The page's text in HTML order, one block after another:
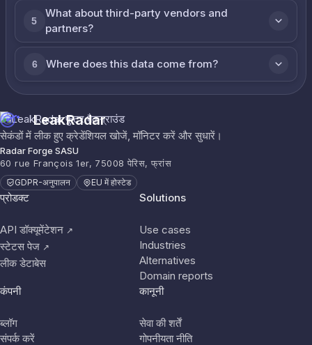
5
What about third-party vendors and
partners?
6 Where does this data come from?
LeakRadar
सेकंडों में लीक हुए क्रेडेंशियल खोजें, मॉनिटर करें और सुधारें।
Radar Forge SASU
60 rue François 1er, 75008 पेरिस, फ्रांस
GDPR-अनुपालन EU में होस्टेड
प्रोडक्ट
API डॉक्यूमेंटेशन ↗
स्टेटस पेज ↗
लीक डेटाबेस
Solutions
Use cases
Industries
Alternatives
Domain reports
कंपनी
ब्लॉग
संपर्क करें
कानूनी
सेवा की शर्तें
गोपनीयता नीति